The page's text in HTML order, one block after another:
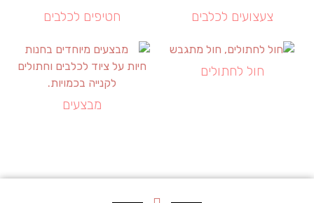
צעצועים לכלבים חטיפים לכלבים
חול לחתולים
מבצעים